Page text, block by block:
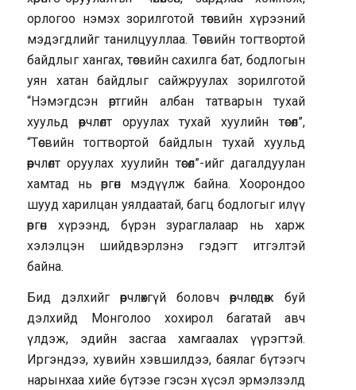
орлогоо нэмэх зорилготой төсвийн хүрээний
мэдэгдлийг танилцууллаа. Төсвийн тогтвортой
байдлыг хангах, төсвийн сахилга бат, бодлогын
уян хатан байдлыг сайжруулах зорилготой
“Нэмэгдсэн өртгийн албан татварын тухай
хуульд өөрчлөлт оруулах тухай хуулийн төсөл”,
“Төсвийн тогтвортой байдлын тухай хуульд
өөрчлөлт оруулах хуулийн төсөл”-ийг дагалдуулан
хамтад нь өргөн мэдүүлж байна. Хоорондоо
шууд харилцан уялдаатай, багц бодлогыг илүү
өргөн хүрээнд, бүрэн зураглалаар нь харж
хэлэлцэн шийдвэрлэнэ гэдэгт итгэлтэй
байна.
Бид дэлхийг өөрчлөхгүй боловч өөрчлөгдөж буй
дэлхийд Монголоо хохирол багатай авч
үлдэж, эдийн засгаа хамгаалах үүрэгтэй.
Иргэндээ, хувийн хэвшилдээ, баялаг бүтээгч
нарынхаа хийе бүтээе гэсэн хүсэл эрмэлзэлд